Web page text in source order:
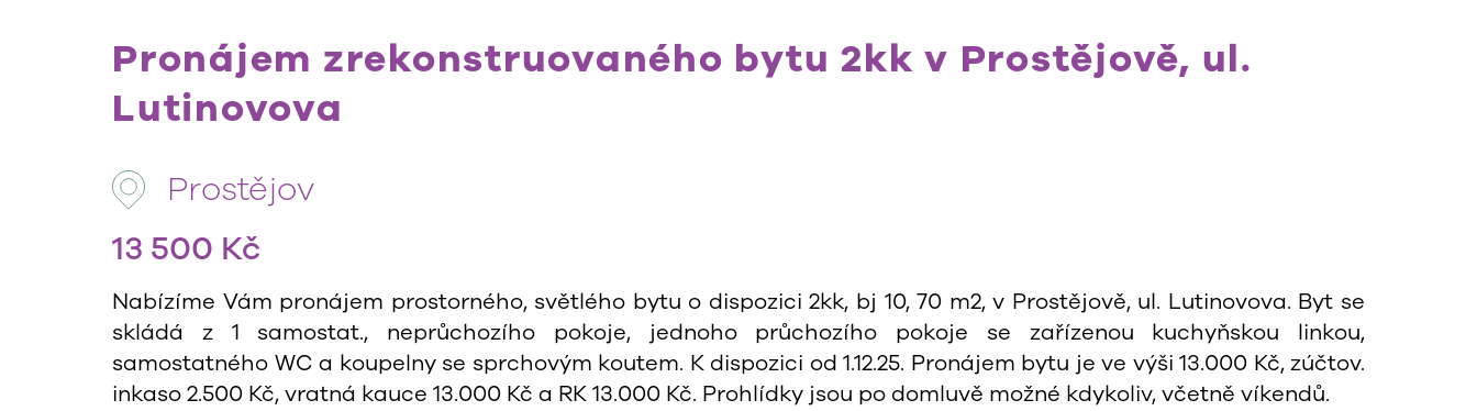
Pronájem zrekonstruovaného bytu 2kk v Prostějově, ul.
Lutinovova
Prostějov
13 500 Kč
Nabízíme Vám pronájem prostorného, světlého bytu o dispozici 2kk, bj 10, 70 m2, v Prostějově, ul. Lutinovova. Byt se
skládá z 1 samostat., neprůchozího pokoje, jednoho průchozího pokoje se zařízenou kuchyňskou linkou,
samostatného WC a koupelny se sprchovým koutem. K dispozici od 1.12.25. Pronájem bytu je ve výši 13.000 Kč, zúčtov.
inkaso 2.500 Kč, vratná kauce 13.000 Kč a RK 13.000 Kč. Prohlídky jsou po domluvě možné kdykoliv, včetně víkendů.